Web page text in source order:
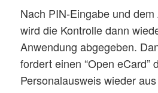
Nach PIN-Eingabe und
wird die Kontrolle dann
Anwendung abgegeben.
fordert einen “Open eCard”
Personalausweis wieder